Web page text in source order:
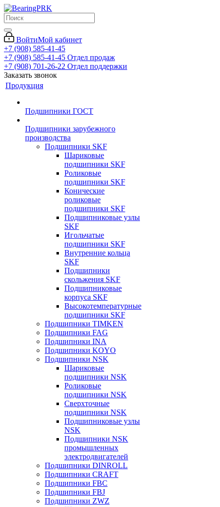
ВойтиМой кабинет
+7 (908) 585-41-45
+7 (908) 585-41-45 Отдел продаж
+7 (908) 701-26-22 Отдел поддержки
Заказать звонок
Продукция
Подшипники ГОСТ
Подшипники зарубежного
производства
Подшипники SKF
Шариковые
подшипники SKF
Роликовые
подшипники SKF
Конические
роликовые
подшипники SKF
Подшипниковые узлы
SKF
Игольчатые
подшипники SKF
Внутренние кольца
SKF
Подшипники
скольжения SKF
Подшипниковые
корпуса SKF
Высокотемпературные
подшипники SKF
Подшипники TIMKEN
Подшипники FAG
Подшипники INA
Подшипники KOYO
Подшипники NSK
Шариковые
подшипники NSK
Роликовые
подшипники NSK
Сверхточные
подшипники NSK
Подшипниковые узлы
NSK
Подшипники NSK
промышленных
электродвигателей
Подшипники DINROLL
Подшипники CRAFT
Подшипники FBC
Подшипники FBJ
Подшипники ZWZ